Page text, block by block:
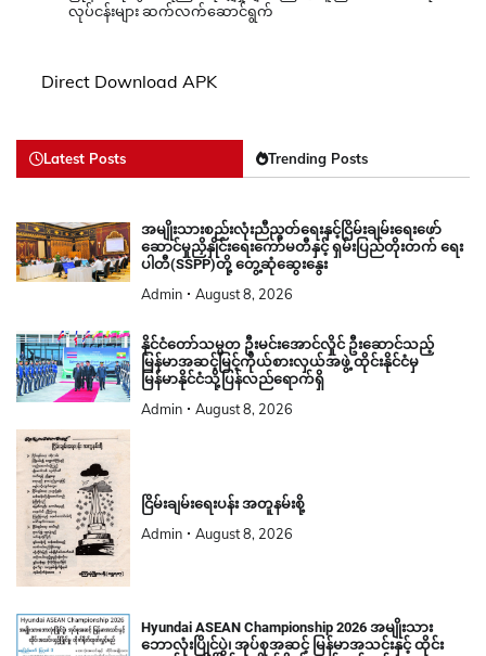
လုပ်ငန်းများ ဆက်လက်ဆောင်ရွက်
Direct Download APK
Latest Posts Trending Posts
အမျိုးသားစည်းလုံးညီညွတ်ရေးနှင့်ငြိမ်းချမ်းရေးဖော်
ဆောင်မှုညှိနှိုင်းရေးကော်မတီနှင့် ရှမ်းပြည်တိုးတက် ရေး
ပါတီ(SSPP)တို့ တွေ့ဆုံဆွေးနွေး
Admin August 8, 2026
နိုင်ငံတော်သမ္မတ ဦးမင်းအောင်လှိုင် ဦးဆောင်သည့်
မြန်မာအဆင့်မြင့်ကိုယ်စားလှယ်အဖွဲ့ ထိုင်းနိုင်ငံမှ
မြန်မာနိုင်ငံသို့ပြန်လည်ရောက်ရှိ
Admin August 8, 2026
ငြိမ်းချမ်းရေးပန်း အတူနမ်းစို့
Admin August 8, 2026
Hyundai ASEAN Championship 2026 အမျိုးသား
ဘောလုံးပြိုင်ပွဲ၊ အုပ်စုအဆင့် မြန်မာအသင်းနှင့် ထိုင်း